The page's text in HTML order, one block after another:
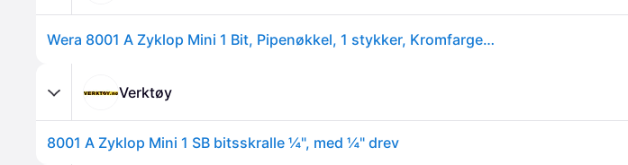
Wera 8001 A Zyklop Mini 1 Bit, Pipenøkkel, 1 stykker, Kromfarget, L-formet, Krom-molybden-stål, 1 stykker
Verktøy
8001 A Zyklop Mini 1 SB bitsskralle ¼", med ¼" drev